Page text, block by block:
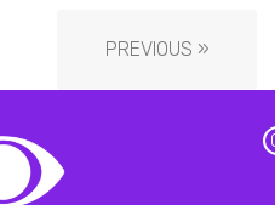
PREVIOUS »